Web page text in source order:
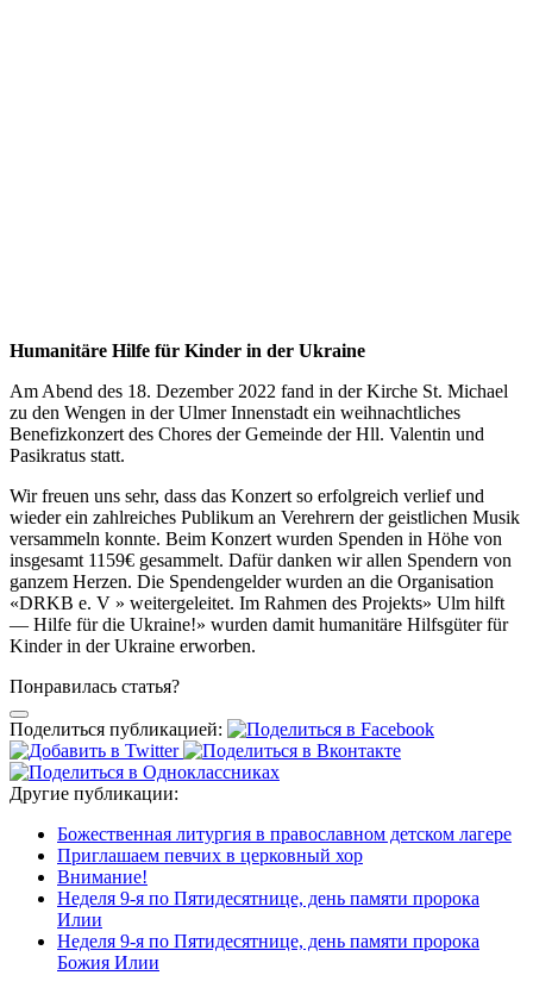
Humanitäre Hilfe für Kinder in der Ukraine
Am Abend des 18. Dezember 2022 fand in der Kirche St. Michael
zu den Wengen in der Ulmer Innenstadt ein weihnachtliches
Benefizkonzert des Chores der Gemeinde der Hll. Valentin und
Pasikratus statt.
Wir freuen uns sehr, dass das Konzert so erfolgreich verlief und
wieder ein zahlreiches Publikum an Verehrern der geistlichen Musik
versammeln konnte. Beim Konzert wurden Spenden in Höhe von
insgesamt 1159€ gesammelt. Dafür danken wir allen Spendern von
ganzem Herzen. Die Spendengelder wurden an die Organisation
«DRKB e. V » weitergeleitet. Im Rahmen des Projekts» Ulm hilft
— Hilfe für die Ukraine!» wurden damit humanitäre Hilfsgüter für
Kinder in der Ukraine erworben.
Понравилась статья?
Поделиться публикацией:
Другие публикации:
Божественная литургия в православном детском лагере
Приглашаем певчих в церковный хор
Внимание!
Неделя 9-я по Пятидесятнице, день памяти пророка
Илии
Неделя 9-я по Пятидесятнице, день памяти пророка
Божия Илии